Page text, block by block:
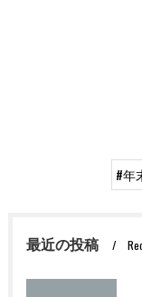
#年
最近の投稿